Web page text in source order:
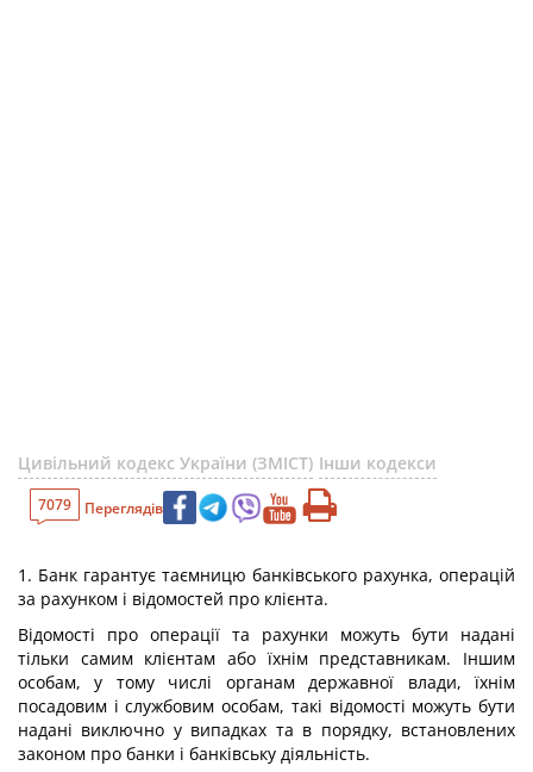
Цивільний кодекс України (ЗМІСТ) Інши кодекси
7079 Переглядів
1. Банк гарантує таємницю банківського рахунка, операцій
за рахунком і відомостей про клієнта.
Відомості про операції та рахунки можуть бути надані
тільки самим клієнтам або їхнім представникам. Іншим
особам, у тому числі органам державної влади, їхнім
посадовим і службовим особам, такі відомості можуть бути
надані виключно у випадках та в порядку, встановлених
законом про банки і банківську діяльність.